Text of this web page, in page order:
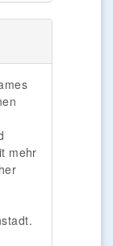
mehr